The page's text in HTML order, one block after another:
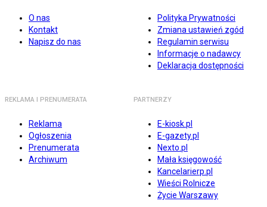
O nas
Kontakt
Napisz do nas
Polityka Prywatności
Zmiana ustawień zgód
Regulamin serwisu
Informacje o nadawcy
Deklaracja dostępności
REKLAMA I PRENUMERATA
Reklama
Ogłoszenia
Prenumerata
Archiwum
PARTNERZY
E-kiosk.pl
E-gazety.pl
Nexto.pl
Mała księgowość
Kancelarierp.pl
Wieści Rolnicze
Życie Warszawy